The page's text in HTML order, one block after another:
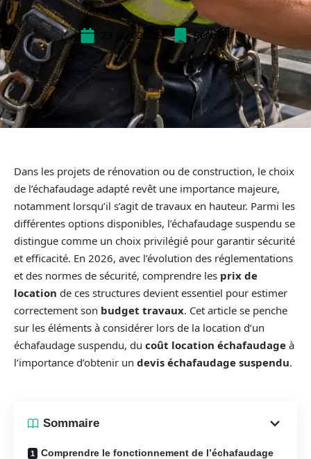
23 juin 2026 Rénover
Dans les projets de rénovation ou de construction, le choix
de l’échafaudage adapté revêt une importance majeure,
notamment lorsqu’il s’agit de travaux en hauteur. Parmi les
différentes options disponibles, l’échafaudage suspendu se
distingue comme un choix privilégié pour garantir sécurité
et efficacité. En 2026, avec l’évolution des réglementations
et des normes de sécurité, comprendre les prix de
location de ces structures devient essentiel pour estimer
correctement son budget travaux. Cet article se penche
sur les éléments à considérer lors de la location d’un
échafaudage suspendu, du coût location échafaudage à
l’importance d’obtenir un devis échafaudage suspendu.
Sommaire
Comprendre le fonctionnement de l’échafaudage